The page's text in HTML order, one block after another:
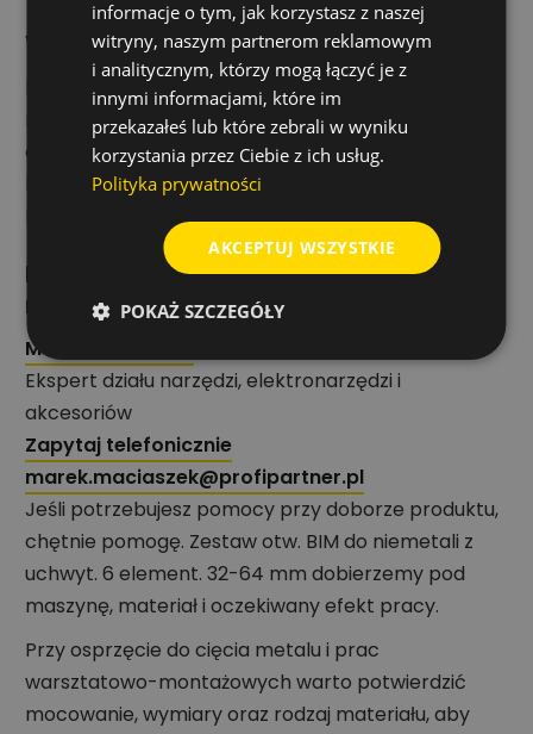
Wsparcie przy doborze osprzętu
Dobór akcesoriów narzędziowych warto oprzeć na
materiale, typie mocowania, wymiarach oraz
oczekiwanym efekcie pracy. Dzięki temu produkt
będzie lepiej dopasowany do używanej maszyny i
konkretnego zadania.
Rekomendacja eksperta działu
narzędzi i akcesoriów
Marek Maciaszek
Ekspert działu narzędzi, elektronarzędzi i
akcesoriów
Zapytaj telefonicznie
marek.maciaszek@profipartner.pl
Jeśli potrzebujesz pomocy przy doborze produktu,
chętnie pomogę. Zestaw otw. BIM do niemetali z
uchwyt. 6 element. 32-64 mm dobierzemy pod
maszynę, materiał i oczekiwany efekt pracy.
Przy osprzęcie do cięcia metalu i prac
warsztatowo-montażowych warto potwierdzić
mocowanie, wymiary oraz rodzaj materiału, aby
informacje o tym, jak korzystasz z naszej
witryny, naszym partnerom reklamowym
i analitycznym, którzy mogą łączyć je z
innymi informacjami, które im
przekazałeś lub które zebrali w wyniku
korzystania przez Ciebie z ich usług.
Polityka prywatności
AKCEPTUJ WSZYSTKIE
POKAŻ SZCZEGÓŁY